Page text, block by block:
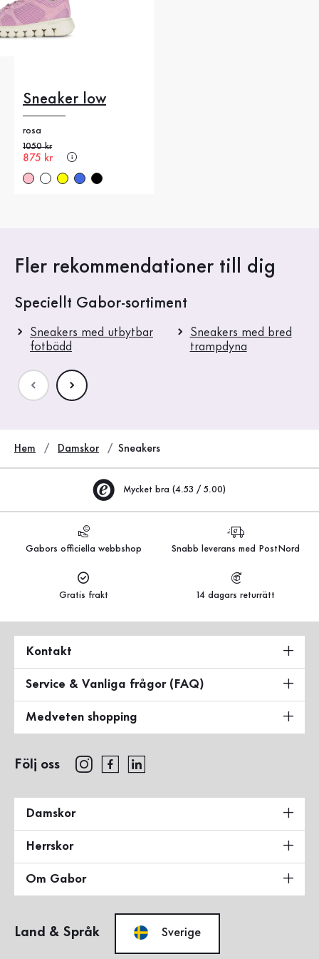
Sneaker low
rosa
Gammalt pris
1050 kr
Nytt pris
875 kr
Fler rekommendationer till dig
Speciellt Gabor-sortiment
Sneakers med utbytbar
fotbädd
Sneakers med bred
trampdyna
Hem Damskor Sneakers
Mycket bra (4.53 / 5.00)
Gabors officiella webbshop Snabb leverans med PostNord
Gratis frakt 14 dagars returrätt
Kontakt
Service & Vanliga frågor (FAQ)
Medveten shopping
Följ oss
Damskor
Herrskor
Om Gabor
Land & Språk Sverige